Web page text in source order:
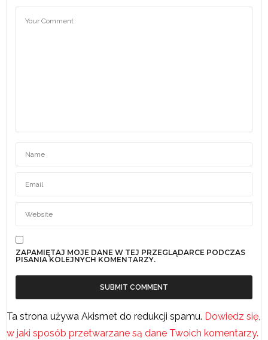
ZAPAMIĘTAJ MOJE DANE W TEJ PRZEGLĄDARCE PODCZAS
PISANIA KOLEJNYCH KOMENTARZY.
Ta strona używa Akismet do redukcji spamu. Dowiedz się,
w jaki sposób przetwarzane są dane Twoich komentarzy.